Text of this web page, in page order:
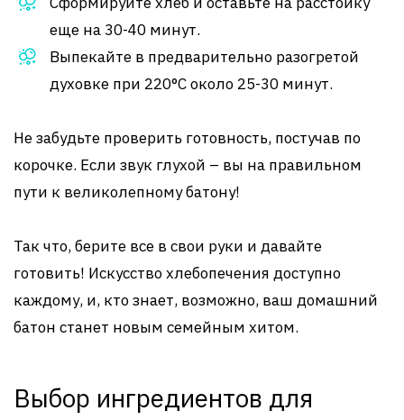
еще на 30-40 минут.
Выпекайте в предварительно разогретой
духовке при 220°C около 25-30 минут.
Не забудьте проверить готовность, постучав по
корочке. Если звук глухой – вы на правильном
пути к великолепному батону!
Так что, берите все в свои руки и давайте
готовить! Искусство хлебопечения доступно
каждому, и, кто знает, возможно, ваш домашний
батон станет новым семейным хитом.
Выбор ингредиентов для